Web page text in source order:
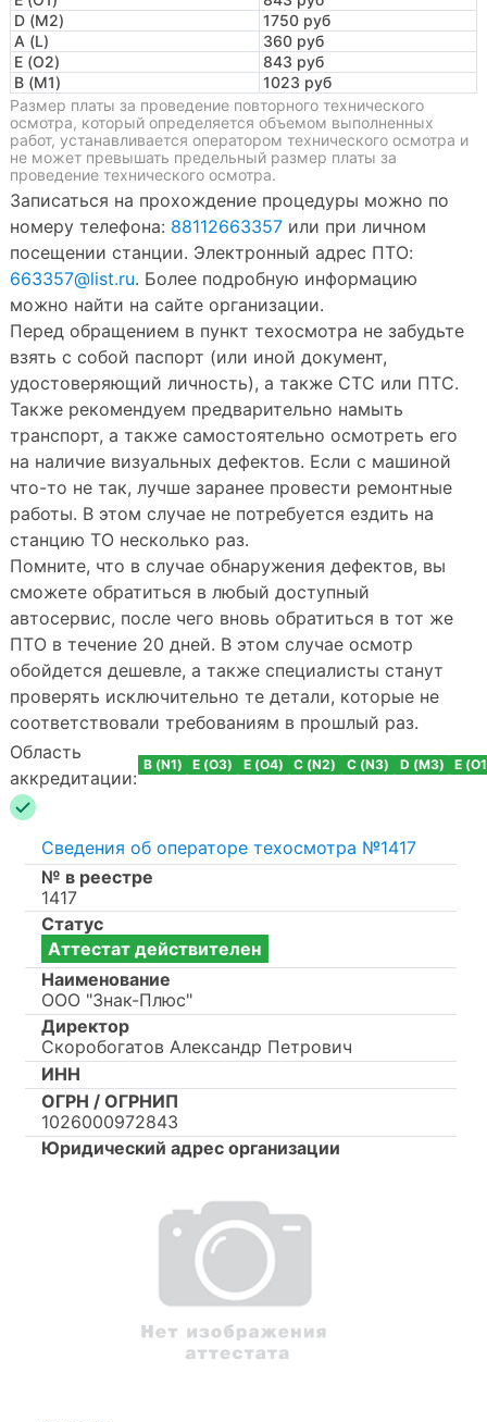
D (M2)
1750 руб
A (L)
360 руб
E (O2)
843 руб
B (M1)
1023 руб
Размер платы за проведение повторного технического
осмотра, который определяется объемом выполненных
работ, устанавливается оператором технического осмотра и
не может превышать предельный размер платы за
проведение технического осмотра.
Записаться на прохождение процедуры можно по
номеру телефона: 88112663357 или при личном
посещении станции. Электронный адрес ПТО:
663357@list.ru. Более подробную информацию
можно найти на сайте организации.
Перед обращением в пункт техосмотра не забудьте
взять с собой паспорт (или иной документ,
удостоверяющий личность), а также СТС или ПТС.
Также рекомендуем предварительно намыть
транспорт, а также самостоятельно осмотреть его
на наличие визуальных дефектов. Если с машиной
что-то не так, лучше заранее провести ремонтные
работы. В этом случае не потребуется ездить на
станцию ТО несколько раз.
Помните, что в случае обнаружения дефектов, вы
сможете обратиться в любый доступный
автосервис, после чего вновь обратиться в тот же
ПТО в течение 20 дней. В этом случае осмотр
обойдется дешевле, а также специалисты станут
проверять исключительно те детали, которые не
соответствовали требованиям в прошлый раз.
Область
аккредитации:
B (N1) E (O3) E (O4) C (N2) C (N3) D (M3) E
Сведения об операторе техосмотра №1417
№ в реестре
1417
Статус
Аттестат действителен
Наименование
ООО "Знак-Плюс"
Директор
Скоробогатов Александр Петрович
ИНН
ОГРН / ОГРНИП
1026000972843
Юридический адрес организации